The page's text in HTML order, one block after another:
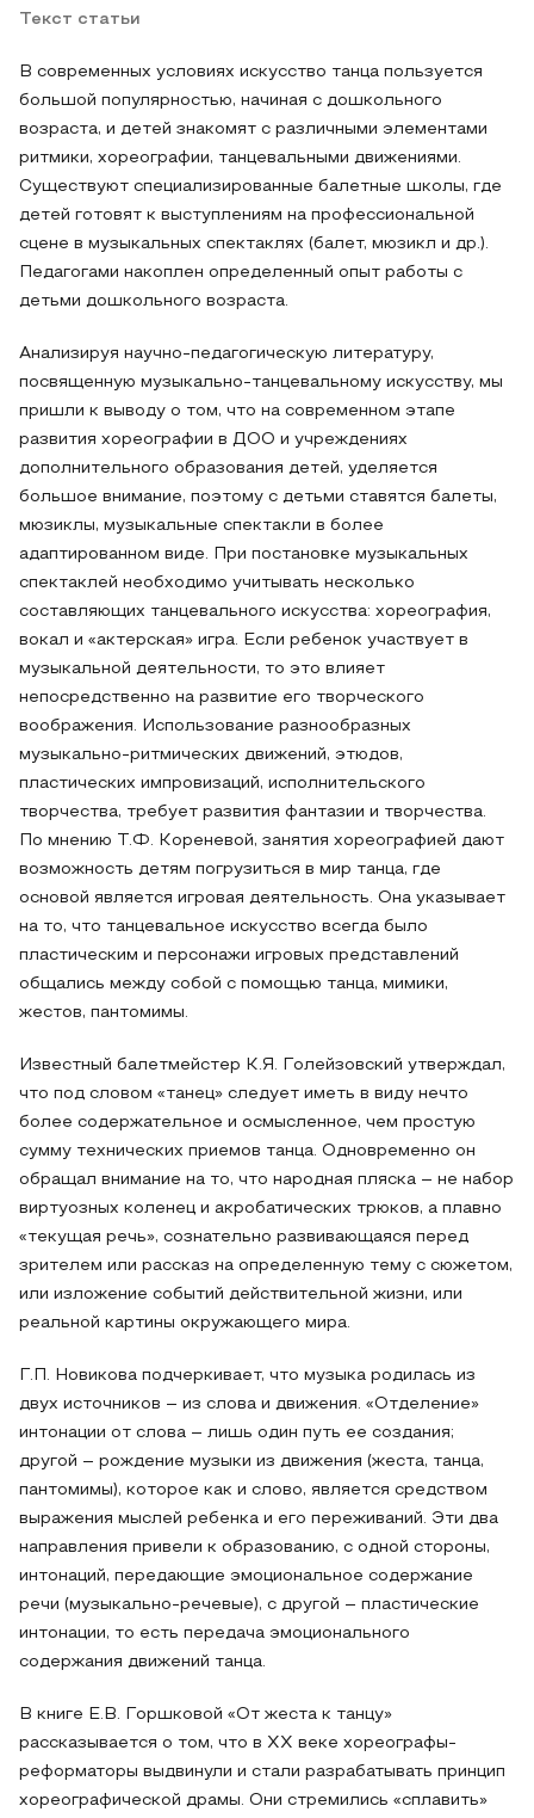
Текст статьи
В современных условиях искусство танца пользуется
большой популярностью, начиная с дошкольного
возраста, и детей знакомят с различными элементами
ритмики, хореографии, танцевальными движениями.
Существуют специализированные балетные школы, где
детей готовят к выступлениям на профессиональной
сцене в музыкальных спектаклях (балет, мюзикл и др.).
Педагогами накоплен определенный опыт работы с
детьми дошкольного возраста.
Анализируя научно-педагогическую литературу,
посвященную музыкально-танцевальному искусству, мы
пришли к выводу о том, что на современном этапе
развития хореографии в ДОО и учреждениях
дополнительного образования детей, уделяется
большое внимание, поэтому с детьми ставятся балеты,
мюзиклы, музыкальные спектакли в более
адаптированном виде. При постановке музыкальных
спектаклей необходимо учитывать несколько
составляющих танцевального искусства: хореография,
вокал и «актерская» игра. Если ребенок участвует в
музыкальной деятельности, то это влияет
непосредственно на развитие его творческого
воображения. Использование разнообразных
музыкально-ритмических движений, этюдов,
пластических импровизаций, исполнительского
творчества, требует развития фантазии и творчества.
По мнению Т.Ф. Кореневой, занятия хореографией дают
возможность детям погрузиться в мир танца, где
основой является игровая деятельность. Она указывает
на то, что танцевальное искусство всегда было
пластическим и персонажи игровых представлений
общались между собой с помощью танца, мимики,
жестов, пантомимы.
Известный балетмейстер К.Я. Голейзовский утверждал,
что под словом «танец» следует иметь в виду нечто
более содержательное и осмысленное, чем простую
сумму технических приемов танца. Одновременно он
обращал внимание на то, что народная пляска – не набор
виртуозных коленец и акробатических трюков, а плавно
«текущая речь», сознательно развивающаяся перед
зрителем или рассказ на определенную тему с сюжетом,
или изложение событий действительной жизни, или
реальной картины окружающего мира.
Г.П. Новикова подчеркивает, что музыка родилась из
двух источников – из слова и движения. «Отделение»
интонации от слова – лишь один путь ее создания;
другой – рождение музыки из движения (жеста, танца,
пантомимы), которое как и слово, является средством
выражения мыслей ребенка и его переживаний. Эти два
направления привели к образованию, с одной стороны,
интонаций, передающие эмоциональное содержание
речи (музыкально-речевые), с другой – пластические
интонации, то есть передача эмоционального
содержания движений танца.
В книге Е.В. Горшковой «От жеста к танцу»
рассказывается о том, что в ХХ веке хореографы-
реформаторы выдвинули и стали разрабатывать принцип
хореографической драмы. Они стремились «сплавить»